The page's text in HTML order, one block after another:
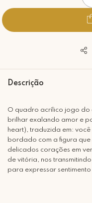
Descrição
O quadro acrílico jogo do
brilhar exalando amor e
heart), traduzida em:
bordado com a figura que
delicados corações em
de vitória, nos
para expressar